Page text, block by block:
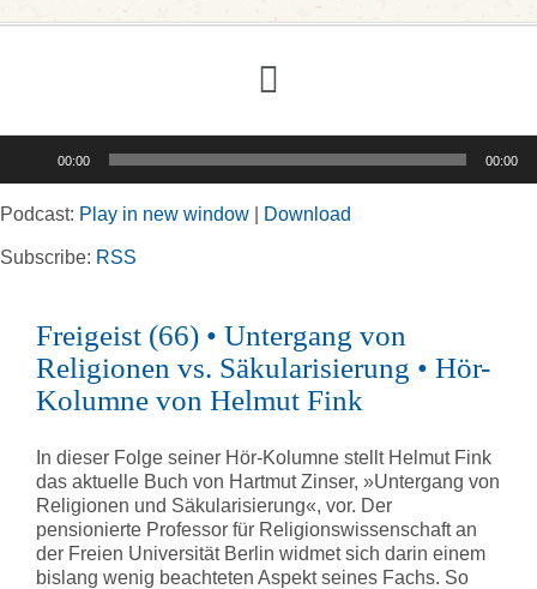
Toggle
Navigation
Rubriken
Kortizes Website
00:00 00:00
Podcast: Play in new window Download
Subscribe: RSS
Freigeist (66) • Untergang von
Religionen vs. Säkularisierung • Hör-
Kolumne von Helmut Fink
In dieser Folge seiner Hör-Kolumne stellt Helmut Fink
das aktuelle Buch von Hartmut Zinser, »Untergang von
Religionen und Säkularisierung«, vor. Der
pensionierte Professor für Religionswissenschaft an
der Freien Universität Berlin widmet sich darin einem
bislang wenig beachteten Aspekt seines Fachs. So